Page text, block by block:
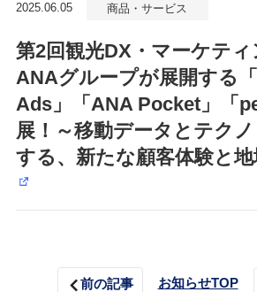
2025.06.05 商品・サービス
第2回観光DX・マーケテ
ANAグループが展開する
Ads」「ANA Pocket」「
展！～移動データとテク
する、新たな顧客体験と地
前の記事 お知らせTOP